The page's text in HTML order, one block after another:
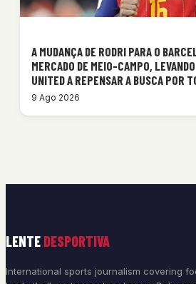
A MUDANÇA DE RODRI PARA O
MERCADO DE MEIO-CAMPO,
UNITED A REPENSAR A BUSCA POR
9 Ago 2026
LENTE DESPORTIVA
International sports journalism covering